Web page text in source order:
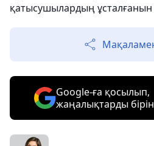
қатысушылардың
Google-ға қосылып,
жаңалықтарды